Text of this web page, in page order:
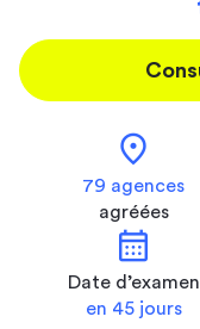
location_on
79 agences
agréées
calendar_month
Date d’examen
en 45 jours